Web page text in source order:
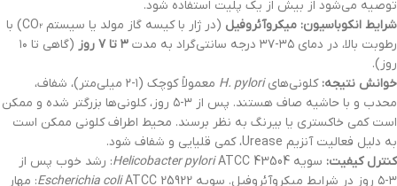
توصیه می‌شود از بیش از یک پلیت استفاده شود.
شرایط انکوباسیون: میکروآئروفیل
(در ژار با کیسه گاز مولد یا سیستم CO₂) با
رطوبت بالا، در دمای ۳۵-۳۷ درجه سانتی‌گراد به مدت
۳ تا ۷ روز
(گاهی تا ۱۰
روز).
خوانش نتیجه: کلونی‌هایH. pylori
معمولاً کوچک (۱-۲ میلی‌متر)، شفاف،
محدب و با حاشیه صاف هستند. پس از ۳-۵ روز، کلونی‌ها بزرگتر شده و ممکن
است کمی خاکستری یا بیرنگ به نظر برسند. محیط اطراف کلونی ممکن است
به دلیل فعالیت آنزیم Urease، کمی قلیایی و شفاف شود.
کنترل کیفیت: سویه Helicobacter pyloriATCC 43504: رشد خوب پس از
۳-۵ روز در شرایط میکروآئروفیل. سویه
Escherichia coliATCC 25922: مهار